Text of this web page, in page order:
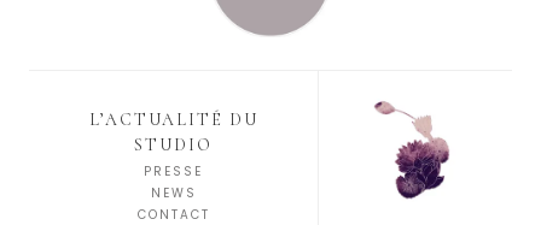
L’ACTUALITÉ DU
STUDIO
PRESSE
NEWS
CONTACT